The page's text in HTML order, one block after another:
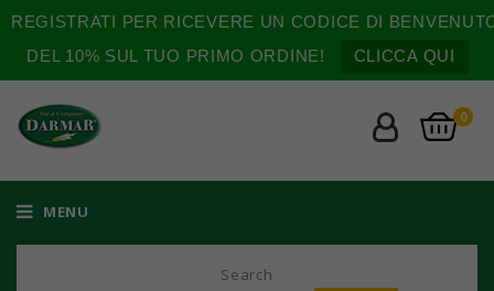
REGISTRATI PER RICEVERE UN CODICE DI
DEL 10% SUL TUO PRIMO ORDINE!
CLICCA QUI
0
MENU
Search